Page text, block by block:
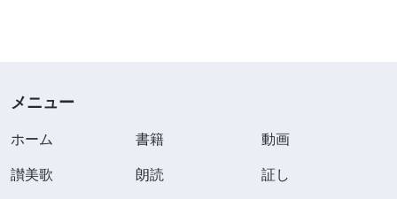
ときも、自分のやり方にこだわり、誰にも相談せず
勝手に解任し、消極的にさせてしまった。僕は自惚
しなかった。自分に比べて取るに足らないと思って
メニュー
ホーム 書籍
動画
讃美歌
朗読
証し